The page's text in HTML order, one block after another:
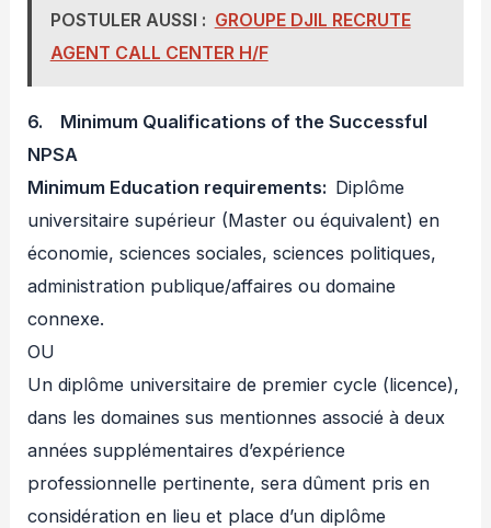
POSTULER AUSSI : GROUPE DJIL RECRUTE
AGENT CALL CENTER H/F
6. Minimum Qualifications of the Successful
NPSA
Minimum Education requirements: Diplôme
universitaire supérieur (Master ou équivalent) en
économie, sciences sociales, sciences politiques,
administration publique/affaires ou domaine
connexe.
OU
Un diplôme universitaire de premier cycle (licence),
dans les domaines sus mentionnes associé à deux
années supplémentaires d’expérience
professionnelle pertinente, sera dûment pris en
considération en lieu et place d’un diplôme